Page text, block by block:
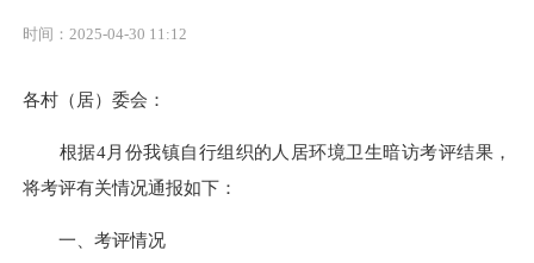
时间：2025-04-30 11:12
各村（居）委会：
根据4月份我镇自行组织的人居环境卫生暗访考评结果，
将考评有关情况通报如下：
一、考评情况